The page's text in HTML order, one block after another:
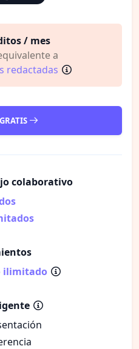
/ mes
a
redactadas
colaborativo
ilimitado